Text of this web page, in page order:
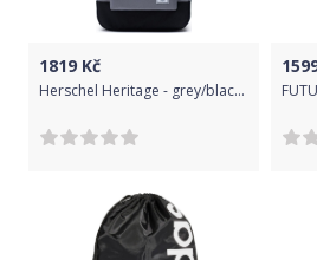
vidlička, s kterou někdy jím.Víko můžu
druhou stranu. Proto ho zavřu vždy
svačinu různě pobalenou v sáčcích, ale
zbytečné plasty na jedno použití.
neobsahuje žádné BPA plasty a má
normálně v myčce a je pořád jako
Beckmann: originální školní batoh -
1819 Kč
Herschel Heritage - grey/black uni